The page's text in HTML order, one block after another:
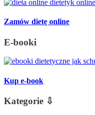
Zamów dietę online
E-booki
Kup e-book
Kategorie ⇩